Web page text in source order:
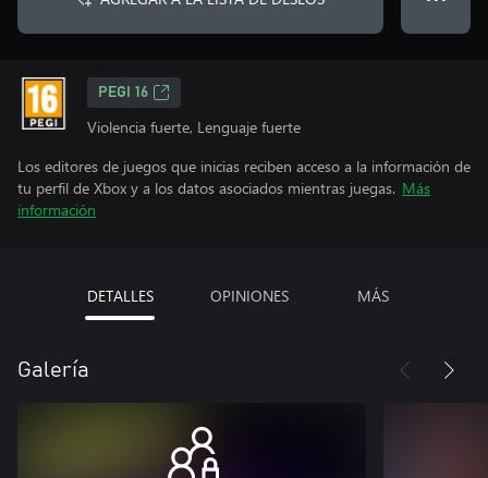
PEGI 16
Violencia fuerte, Lenguaje fuerte
Los editores de juegos que inicias reciben acceso a la información de
tu perfil de Xbox y a los datos asociados mientras juegas. Más
información
DETALLES OPINIONES MÁS
Galería